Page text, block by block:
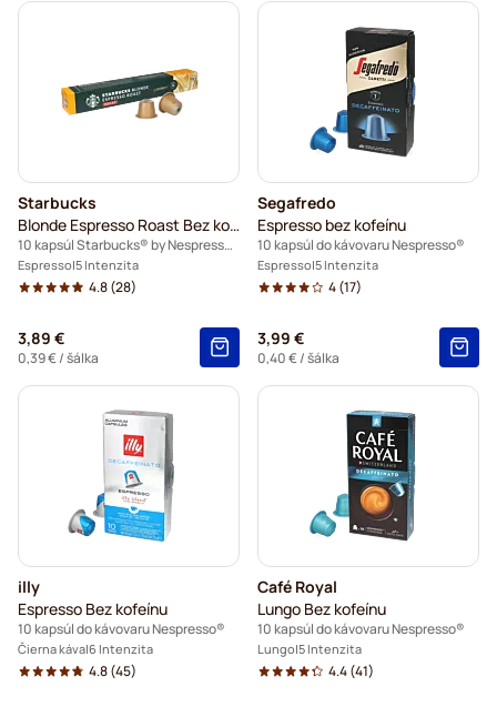
Starbucks
Blonde Espresso Roast Bez kofeínu
10 kapsúl Starbucks® by Nespresso®
Espresso 5 Intenzita
4.8(28)
3,89 €
0,39 €/ šálka
Segafredo
Espresso bez kofeínu
10 kapsúl do kávovaru Nespresso®
Espresso 5 Intenzita
4(17)
3,99 €
0,40 €/ šálka
illy
Espresso Bez kofeínu
10 kapsúl do kávovaru Nespresso®
Čierna káva 6 Intenzita
4.8(45)
Café Royal
Lungo Bez kofeínu
10 kapsúl do kávovaru Nespresso®
Lungo 5 Intenzita
4.4(41)